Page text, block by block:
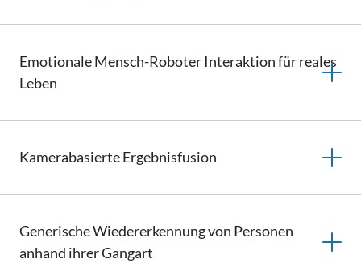
Emotionale Mensch-Roboter Interaktion für reales
Leben
KamerabasierteErgebnisfusion
Generische Wiedererkennung von Personen
anhand ihrer Gangart